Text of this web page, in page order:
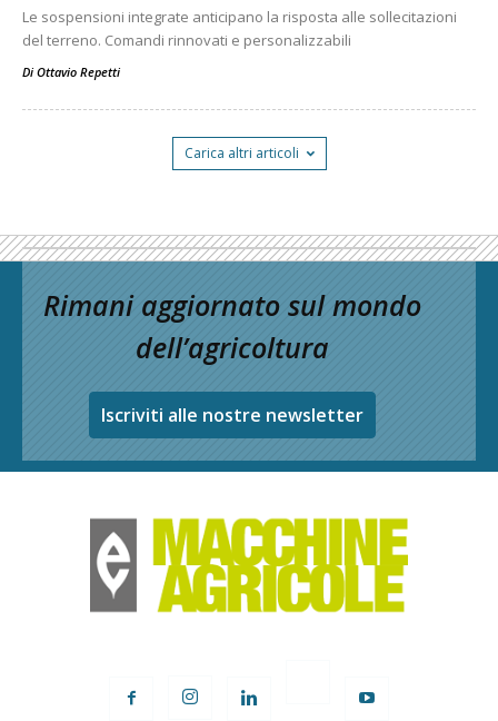
Le sospensioni integrate anticipano la risposta alle sollecitazioni
del terreno. Comandi rinnovati e personalizzabili
Di Ottavio Repetti
Carica altri articoli
Rimani aggiornato sul mondo
dell’agricoltura
Iscriviti alle nostre newsletter